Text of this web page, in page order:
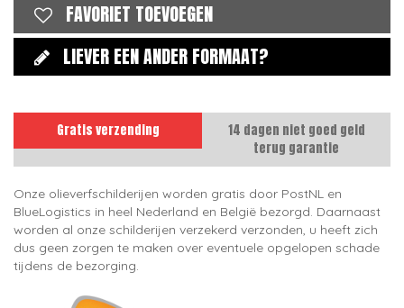
FAVORIET TOEVOEGEN
LIEVER EEN ANDER FORMAAT?
Gratis verzending
14 dagen niet goed geld
terug garantie
Onze olieverfschilderijen worden gratis door PostNL en
BlueLogistics in heel Nederland en België bezorgd. Daarnaast
worden al onze schilderijen verzekerd verzonden, u heeft zich
dus geen zorgen te maken over eventuele opgelopen schade
tijdens de bezorging.